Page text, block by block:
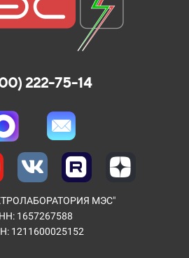
222-75-14
МЭС"
1657267588
1211600025152